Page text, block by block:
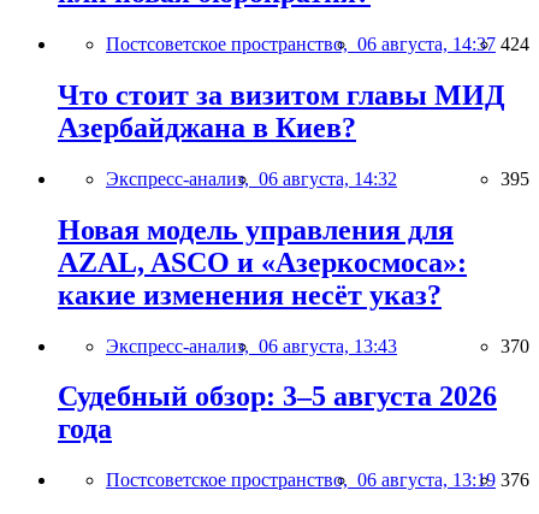
Постсоветское пространство, 06 августа, 14:37 424
Что стоит за визитом главы МИД
Азербайджана в Киев?
Экспресс-анализ, 06 августа, 14:32 395
Новая модель управления для
AZAL, ASCO и «Азеркосмоса»:
какие изменения несёт указ?
Экспресс-анализ, 06 августа, 13:43 370
Судебный обзор: 3–5 августа 2026
года
Постсоветское пространство, 06 августа, 13:19 376